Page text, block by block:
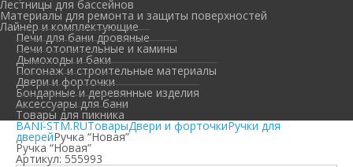
Лестницы для бассейнов
Материалы для ремонта и защиты поверхностей
Лайнер и комплектующие
Печи для бани дровяные
Печи отопительные и камины
Дымоходы и баки
Погонаж и строительные материалы
Двери и форточки
Бондарные и деревянные изделия
Аксессуары для бани
Товары для пикника
BANI-STM.RUТоварыДвери и форточкиРучки для
дверейРучка “Новая”
Ручка “Новая”
Артикул: 555993